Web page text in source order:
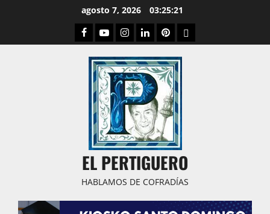
agosto 7, 2026 03:25:22
Facebook
YoutubeInstagram
LinkedPinterestDribbble
EL PERTIGUERO
HABLAMOS DE COFRADÍAS